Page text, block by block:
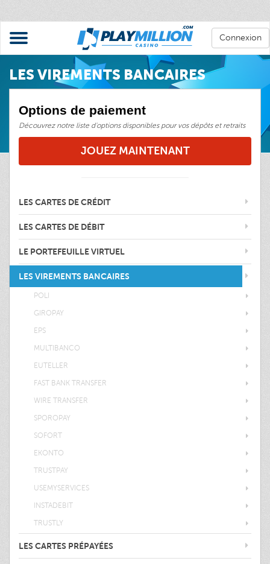
Connexion
LES VIREMENTS BANCAIRES
Options de paiement
Découvrez notre liste d'options disponibles pour vos dépôts et retraits
JOUEZ MAINTENANT
LES CARTES DE CRÉDIT
LES CARTES DE DÉBIT
LE PORTEFEUILLE VIRTUEL
LES VIREMENTS BANCAIRES
POLI
GIROPAY
EPS
MULTIBANCO
EUTELLER
FAST BANK TRANSFER
WIRE TRANSFER
SPOROPAY
SOFORT
EKONTO
TRUSTPAY
USEMYSERVICES
INSTADEBIT
TRUSTLY
LES CARTES PRÉPAYÉES